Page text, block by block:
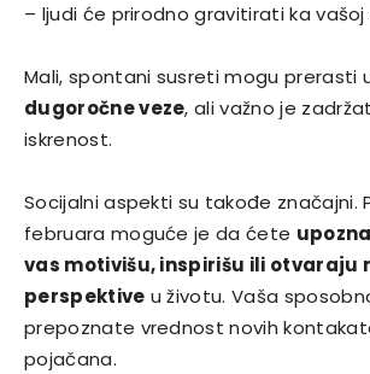
– ljudi će prirodno gravitirati ka vašoj
Mali, spontani susreti mogu prerasti
dugoročne veze, ali važno je
iskrenost.
Socijalni aspekti su takođe značajni.
februara moguće je da ćete
vas motivišu, inspirišu ili otvaraju
perspektive u životu. Vaša
prepoznate vrednost novih
pojačana.